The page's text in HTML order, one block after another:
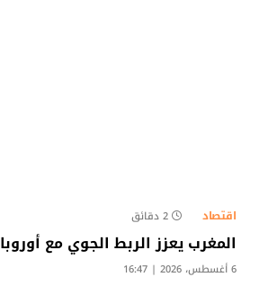
اقتصاد 2 دقائق
المغرب يعزز الربط الجوي مع أوروبا
6 أغسطس، 2026 | 16:47